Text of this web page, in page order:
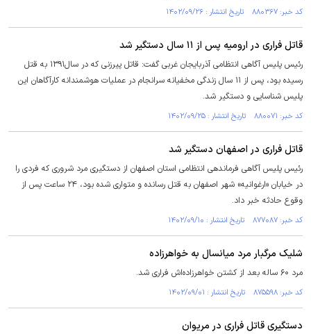
کد خبر: ۸۸۰۳۶۷ تاریخ انتشار : ۱۴۰۲/۰۹/۲۶
قاتل فراری در ارومیه پس از ۱۱ سال دستگیر شد
رئیس پلیس آگاهی انتظامی آذربایجان غربی گفت: قاتل پیرزنی که در سال۱۳۹۱ به قتل
رسیده بود، پس از ۱۱ سال زندگی مخفیانه سرانجام در عملیات هوشمندانه کارآگاهان این
پلیس شناسایی و دستگیر شد.
کد خبر: ۸۸۰۰۷۱ تاریخ انتشار : ۱۴۰۲/۰۹/۲۵
قاتل فراری در اصفهان دستگیر شد
رئیس پلیس آگاهی فرماندهی انتظامی استان اصفهان از دستگیری مرد شروری که فردی را
در خیابان «ارغوانیه» شهر اصفهان به قتل رسانده و متواری شده بود، ۲۴ ساعت پس از
وقوع حادثه خبر داد.
کد خبر: ۸۷۷۰۸۷ تاریخ انتشار : ۱۴۰۲/۰۹/۱۰
شلیک مرگبار مرد میانسال به خواهرزاده
مرد ۶۰ ساله بعد از کشتن خواهرزاده‌اش فراری شد.
کد خبر: ۸۷۵۵۹۸ تاریخ انتشار : ۱۴۰۲/۰۹/۰۱
دستگیری قاتل فراری در مریوان